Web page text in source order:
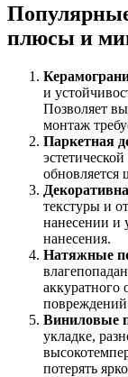
плюсы и
и
Позволяет
монтаж
Паркетная
обновляется
текстуры и
нанесении и
нанесения.
Натяжные
аккуратного
Виниловые
укладке,
потерять